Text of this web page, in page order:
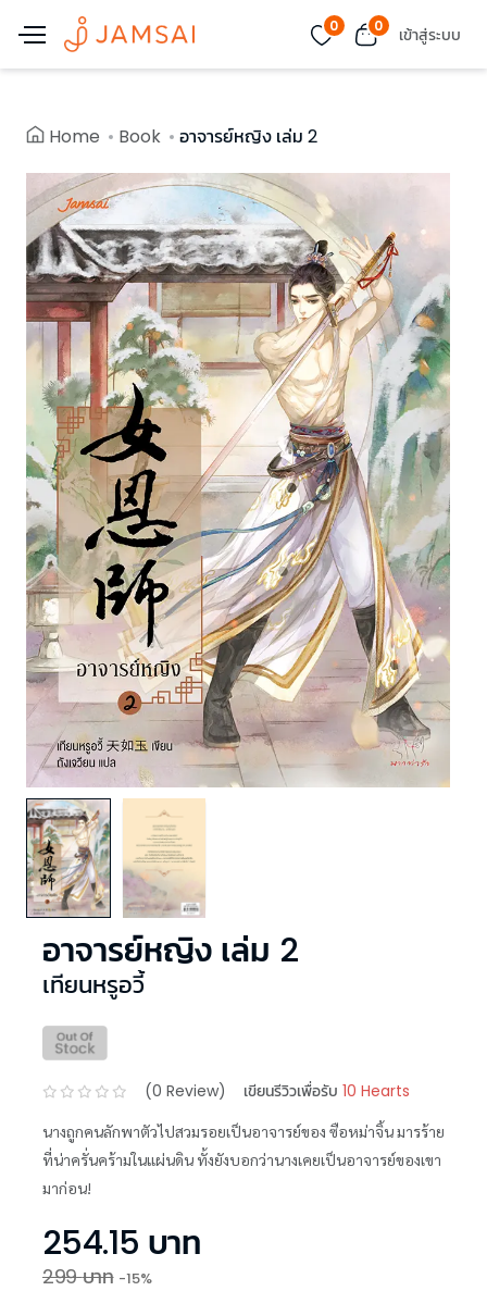
0 0 เข้าสู่ระบบ
Home Book อาจารย์หญิง เล่ม 2
อาจารย์หญิง เล่ม 2
เทียนหรูอวี้
(0 Review) เขียนรีวิวเพื่อรับ 10 Hearts
นางถูกคนลักพาตัวไปสวมรอยเป็นอาจารย์ของ ซือหม่าจิ้น มารร้าย
ที่น่าครั่นคร้ามในแผ่นดิน ทั้งยังบอกว่านางเคยเป็นอาจารย์ของเขา
มาก่อน!
254.15 บาท
299บาท -15%